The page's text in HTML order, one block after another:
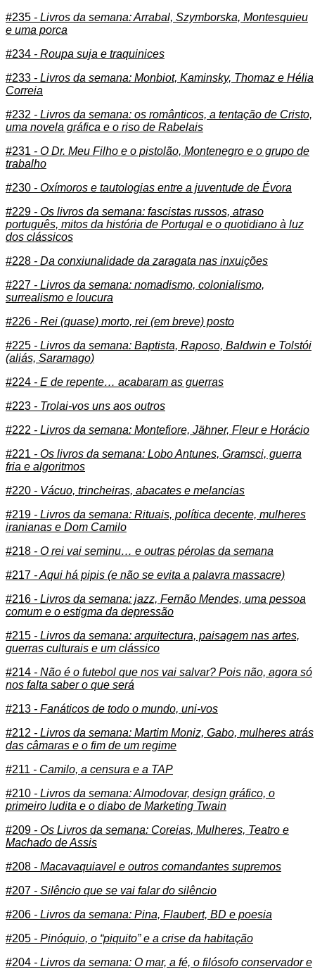
#235 - Livros da semana: Arrabal, Szymborska, Montesquieu
e uma porca
#234 - Roupa suja e traquinices
#233 - Livros da semana: Monbiot, Kaminsky, Thomaz e Hélia
Correia
#232 - Livros da semana: os românticos, a tentação de Cristo,
uma novela gráfica e o riso de Rabelais
#231 - O Dr. Meu Filho e o pistolão, Montenegro e o grupo de
trabalho
#230 - Oxímoros e tautologias entre a juventude de Évora
#229 - Os livros da semana: fascistas russos, atraso
português, mitos da história de Portugal e o quotidiano à luz
dos clássicos
#228 - Da conxiunalidade da zaragata nas inxuições
#227 - Livros da semana: nomadismo, colonialismo,
surrealismo e loucura
#226 - Rei (quase) morto, rei (em breve) posto
#225 - Livros da semana: Baptista, Raposo, Baldwin e Tolstói
(aliás, Saramago)
#224 - E de repente… acabaram as guerras
#223 - Trolai-vos uns aos outros
#222 - Livros da semana: Montefiore, Jähner, Fleur e Horácio
#221 - Os livros da semana: Lobo Antunes, Gramsci, guerra
fria e algoritmos
#220 - Vácuo, trincheiras, abacates e melancias
#219 - Livros da semana: Rituais, política decente, mulheres
iranianas e Dom Camilo
#218 - O rei vai seminu… e outras pérolas da semana
#217 - Aqui há pipis (e não se evita a palavra massacre)
#216 - Livros da semana: jazz, Fernão Mendes, uma pessoa
comum e o estigma da depressão
#215 - Livros da semana: arquitectura, paisagem nas artes,
guerras culturais e um clássico
#214 - Não é o futebol que nos vai salvar? Pois não, agora só
nos falta saber o que será
#213 - Fanáticos de todo o mundo, uni-vos
#212 - Livros da semana: Martim Moniz, Gabo, mulheres atrás
das câmaras e o fim de um regime
#211 - Camilo, a censura e a TAP
#210 - Livros da semana: Almodovar, design gráfico, o
primeiro ludita e o diabo de Marketing Twain
#209 - Os Livros da semana: Coreias, Mulheres, Teatro e
Machado de Assis
#208 - Macavaquiavel e outros comandantes supremos
#207 - Silêncio que se vai falar do silêncio
#206 - Livros da semana: Pina, Flaubert, BD e poesia
#205 - Pinóquio, o “piquito” e a crise da habitação
#204 - Livros da semana: O mar, a fé, o filósofo conservador e